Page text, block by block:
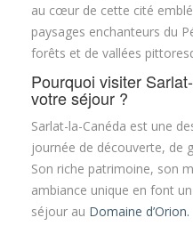
au cœur de cette cité
paysages enchanteurs du
forêts et de vallées
Pourquoi visiter
votre séjour ?
Sarlat-la-Canéda est une
journée de découverte, de
Son riche patrimoine, son
ambiance unique en font
séjour au Domaine d’Orion.